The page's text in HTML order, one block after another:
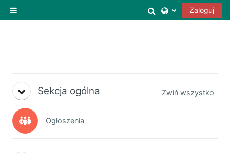
Panel boczny
Przełącznik
Zaloguj
Tematyka
Sekcja ogólna Zwiń wszystko
OgłoszeniaForum